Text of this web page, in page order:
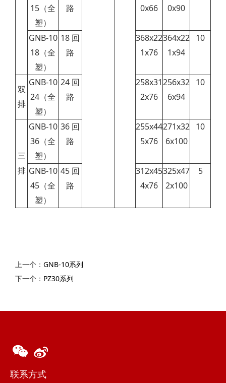
15 （全
塑）
路
0x66
0x90
GNB-10
18 （全
塑）
18 回
路
368x22
1x76
364x22
1x94
10
双
排
GNB-10
24 （全
塑）
24 回
路
258x31
2x76
256x32
6x94
10
三
排
GNB-10
36 （全
塑）
36 回
路
255x44
5x76
271x32
6x100
10
GNB-10
45 （全
塑）
45 回
路
312x45
4x76
325x47
2x100
5
上一个： GNB-10系列
下一个： PZ30系列
联系方式